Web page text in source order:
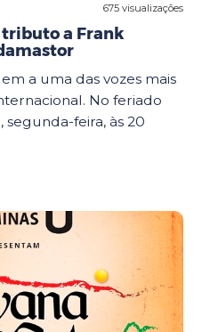
675 visualizações
a Frank
a uma das vozes mais
No feriado
feira, às 20